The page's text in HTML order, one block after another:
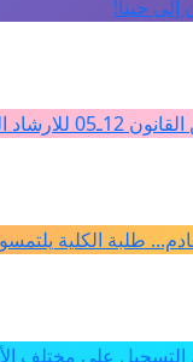
طلبة الكلية
على مختلف